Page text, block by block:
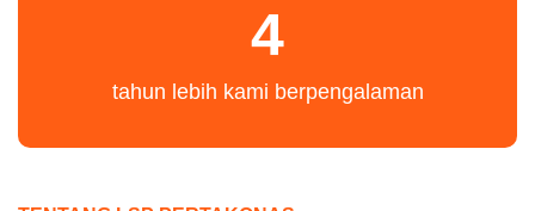
4
tahun lebih kami berpengalaman